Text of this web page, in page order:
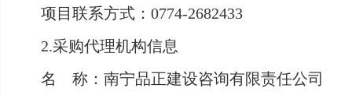
项目联系方式：0774-2682433
2.采购代理机构信息
名 称：南宁品正建设咨询有限责任公司